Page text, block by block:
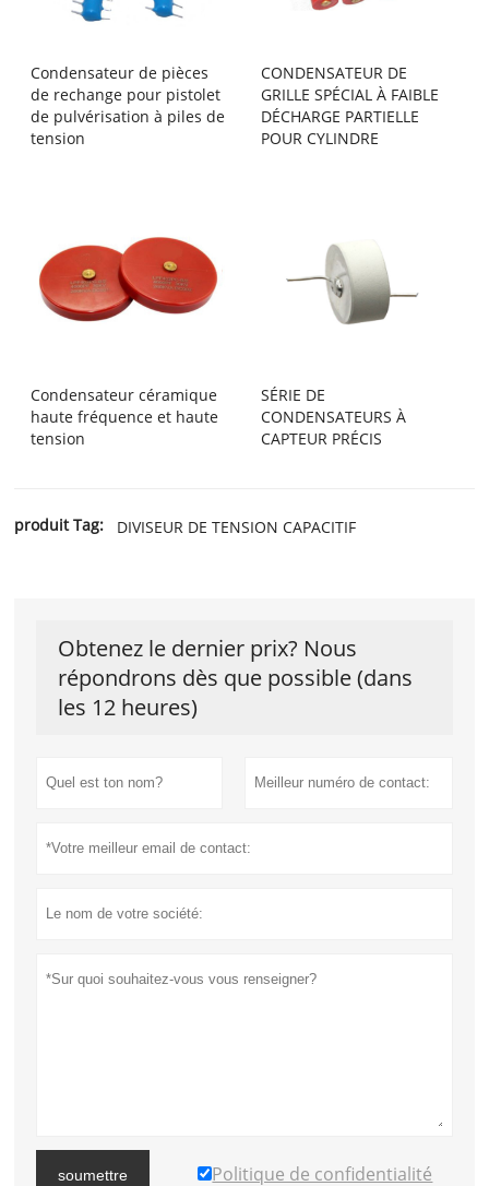
Condensateur de pièces
de rechange pour pistolet
de pulvérisation à piles de
tension
CONDENSATEUR DE
GRILLE SPÉCIAL À FAIBLE
DÉCHARGE PARTIELLE
POUR CYLINDRE
Condensateur céramique
haute fréquence et haute
tension
SÉRIE DE
CONDENSATEURS À
CAPTEUR PRÉCIS
produit Tag: DIVISEUR DE TENSION CAPACITIF
Obtenez le dernier prix? Nous
répondrons dès que possible (dans
les 12 heures)
soumettre Politique de confidentialité